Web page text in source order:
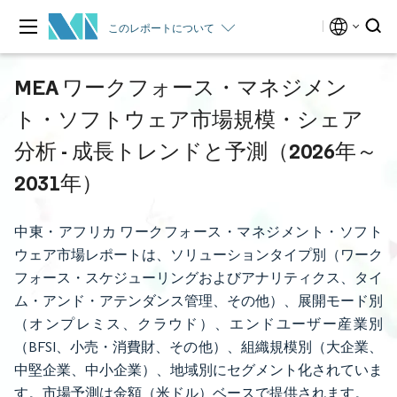
このレポートについて
MEA ワークフォース・マネジメン
ト・ソフトウェア市場規模・シェア
分析 - 成長トレンドと予測（2026年～
2031年）
中東・アフリカ ワークフォース・マネジメント・ソフト
ウェア市場レポートは、ソリューションタイプ別（ワーク
フォース・スケジューリングおよびアナリティクス、タイ
ム・アンド・アテンダンス管理、その他）、展開モード別
（オンプレミス、クラウド）、エンドユーザー産業別
（BFSI、小売・消費財、その他）、組織規模別（大企業、
中堅企業、中小企業）、地域別にセグメント化されていま
す。市場予測は金額（米ドル）ベースで提供されます。